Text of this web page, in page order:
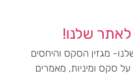
שלנו!
מגזין הסקס והיחסים
סקס ומיניות, מאמרים